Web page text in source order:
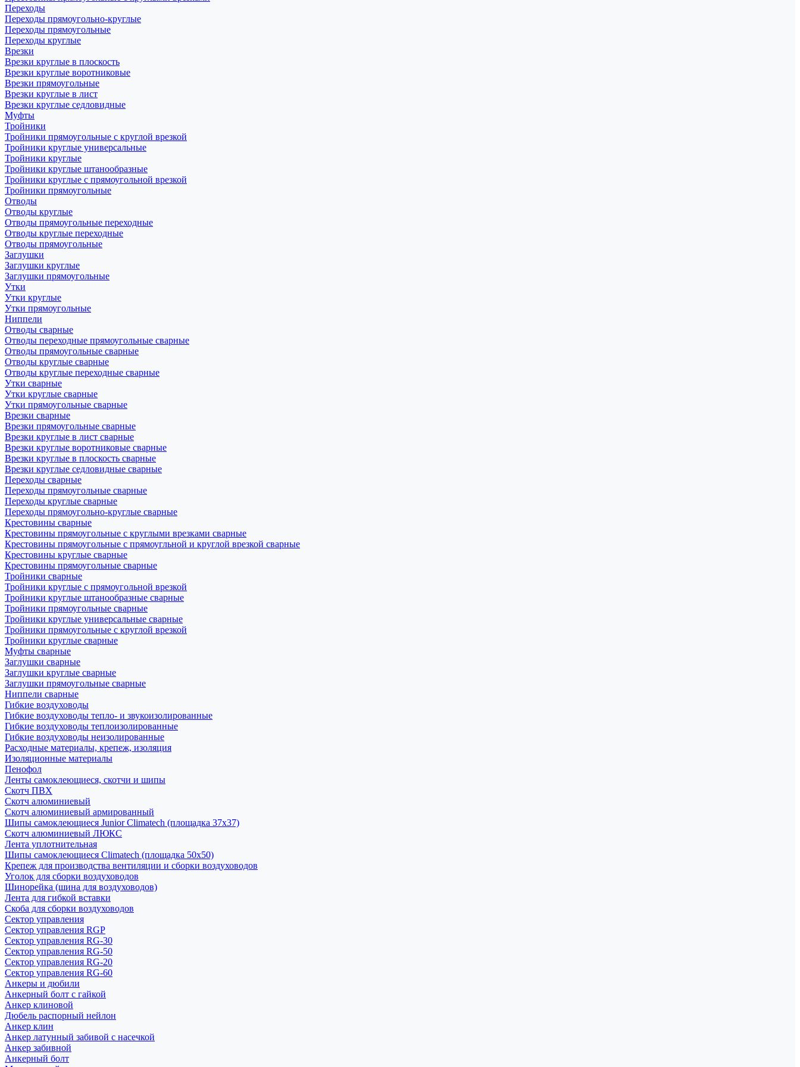
Переходы
Переходы прямоугольно-круглые
Переходы прямоугольные
Переходы круглые
Врезки
Врезки круглые в плоскость
Врезки круглые воротниковые
Врезки прямоугольные
Врезки круглые в лист
Врезки круглые седловидные
Муфты
Тройники
Тройники прямоугольные с круглой врезкой
Тройники круглые универсальные
Тройники круглые
Тройники круглые штанообразные
Тройники круглые с прямоугольной врезкой
Тройники прямоугольные
Отводы
Отводы круглые
Отводы прямоугольные переходные
Отводы круглые переходные
Отводы прямоугольные
Заглушки
Заглушки круглые
Заглушки прямоугольные
Утки
Утки круглые
Утки прямоугольные
Ниппели
Отводы сварные
Отводы переходные прямоугольные сварные
Отводы прямоугольные сварные
Отводы круглые сварные
Отводы круглые переходные сварные
Утки сварные
Утки круглые сварные
Утки прямоугольные сварные
Врезки сварные
Врезки прямоугольные сварные
Врезки круглые в лист сварные
Врезки круглые воротниковые сварные
Врезки круглые в плоскость сварные
Врезки круглые седловидные сварные
Переходы сварные
Переходы прямоугольные сварные
Переходы круглые сварные
Переходы прямоугольно-круглые сварные
Крестовины сварные
Крестовины прямоугольные с круглыми врезками сварные
Крестовины прямоугольные с прямоугльной и круглой врезкой сварные
Крестовины круглые сварные
Крестовины прямоугольные сварные
Тройники сварные
Тройники круглые с прямоугольной врезкой
Тройники круглые штанообразные сварные
Тройники прямоугольные сварные
Тройники круглые универсальные сварные
Тройники прямоугольные с круглой врезкой
Тройники круглые сварные
Муфты сварные
Заглушки сварные
Заглушки круглые сварные
Заглушки прямоугольные сварные
Ниппели сварные
Гибкие воздуховоды
Гибкие воздуховоды тепло- и звукоизолированные
Гибкие воздуховоды теплоизолированные
Гибкие воздуховоды неизолированные
Расходные материалы, крепеж, изоляция
Изоляционные материалы
Пенофол
Ленты самоклеющиеся, скотчи и шипы
Скотч ПВХ
Скотч алюминиевый
Скотч алюминиевый армированный
Шипы самоклеющиеся Junior Climatech (площадка 37х37)
Скотч алюминиевый ЛЮКС
Лента уплотнительная
Шипы самоклеющиеся Climatech (площадка 50х50)
Крепеж для производства вентиляции и сборки воздуховодов
Уголок для сборки воздуховодов
Шинорейка (шина для воздуховодов)
Лента для гибкой вставки
Скоба для сборки воздуховодов
Сектор управления
Сектор управления RGP
Сектор управления RG-30
Сектор управления RG-50
Сектор управления RG-20
Сектор управления RG-60
Анкеры и дюбили
Анкерный болт с гайкой
Анкер клиновой
Дюбель распорный нейлон
Анкер клин
Анкер латунный забивой с насечкой
Анкер забивной
Анкерный болт